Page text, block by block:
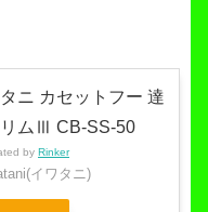
ニ カセットフー 達
リムⅢ CB-SS-50
by Rinker
イワタニ)